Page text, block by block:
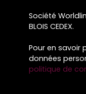
Société
BLOIS CEDEX.
Pour en savoir
données
politique de